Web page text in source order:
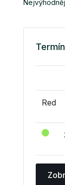
Red